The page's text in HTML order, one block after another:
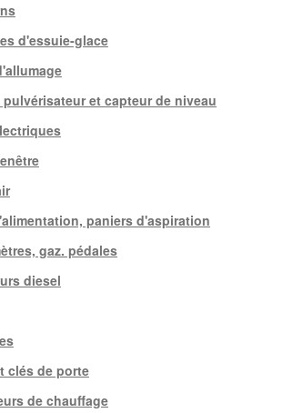
d'essuie-glace
pulvérisateur et capteur de niveau
paniers d'aspiration
gaz. pédales
diesel
clés de porte
de chauffage